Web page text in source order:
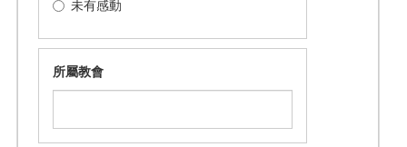
未有感動
所屬教會